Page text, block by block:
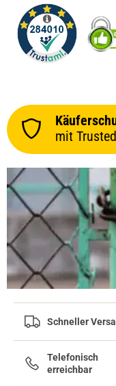
mit
Schneller
Telefonisch
erreichbar